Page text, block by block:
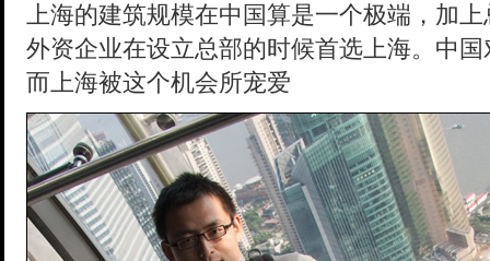
上海的建筑规模在中国算是一个极端，加
外资企业在设立总部的时候首选上海。中
而上海被这个机会所宠爱